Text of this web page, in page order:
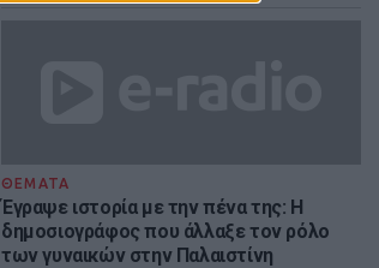
ΘΕΜΑΤΑ
Έγραψε ιστορία με την πένα της: Η
δημοσιογράφος που άλλαξε τον ρόλο
των γυναικών στην Παλαιστίνη